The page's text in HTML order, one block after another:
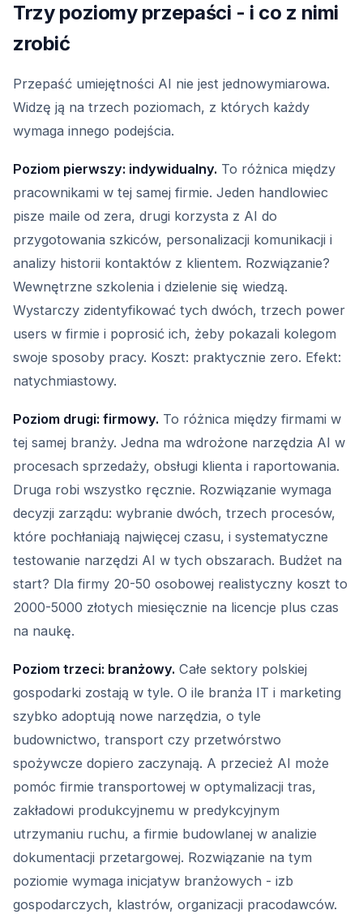
Trzy poziomy przepaści - i co z nimi
zrobić
Przepaść umiejętności AI nie jest jednowymiarowa.
Widzę ją na trzech poziomach, z których każdy
wymaga innego podejścia.
Poziom pierwszy: indywidualny. To różnica między
pracownikami w tej samej firmie. Jeden handlowiec
pisze maile od zera, drugi korzysta z AI do
przygotowania szkiców, personalizacji komunikacji i
analizy historii kontaktów z klientem. Rozwiązanie?
Wewnętrzne szkolenia i dzielenie się wiedzą.
Wystarczy zidentyfikować tych dwóch, trzech power
users w firmie i poprosić ich, żeby pokazali kolegom
swoje sposoby pracy. Koszt: praktycznie zero. Efekt:
natychmiastowy.
Poziom drugi: firmowy. To różnica między firmami w
tej samej branży. Jedna ma wdrożone narzędzia AI w
procesach sprzedaży, obsługi klienta i raportowania.
Druga robi wszystko ręcznie. Rozwiązanie wymaga
decyzji zarządu: wybranie dwóch, trzech procesów,
które pochłaniają najwięcej czasu, i systematyczne
testowanie narzędzi AI w tych obszarach. Budżet na
start? Dla firmy 20-50 osobowej realistyczny koszt to
2000-5000 złotych miesięcznie na licencje plus czas
na naukę.
Poziom trzeci: branżowy. Całe sektory polskiej
gospodarki zostają w tyle. O ile branża IT i marketing
szybko adoptują nowe narzędzia, o tyle
budownictwo, transport czy przetwórstwo
spożywcze dopiero zaczynają. A przecież AI może
pomóc firmie transportowej w optymalizacji tras,
zakładowi produkcyjnemu w predykcyjnym
utrzymaniu ruchu, a firmie budowlanej w analizie
dokumentacji przetargowej. Rozwiązanie na tym
poziomie wymaga inicjatyw branżowych - izb
gospodarczych, klastrów, organizacji pracodawców.